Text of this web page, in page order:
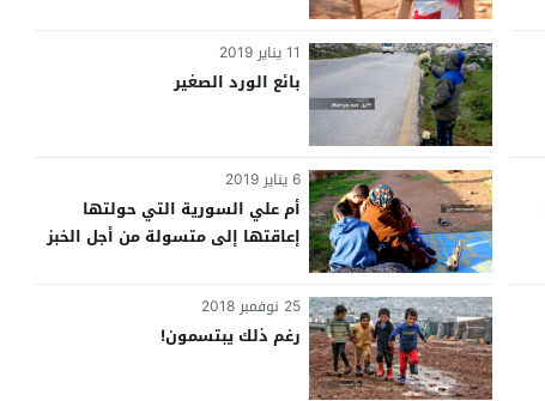
11 يناير 2019
بائع الورد الصغير
6 يناير 2019
أم علي السورية التي حولتها
إعاقتها إلى متسولة من أجل الخبز
25 نوفمبر 2018
رغم ذلك يبتسمون!